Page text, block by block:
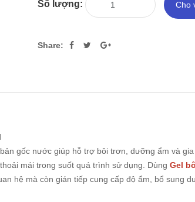
Số lượng: Cho
Share:
gốc nước giúp hỗ trợ bôi trơn, dưỡng ẩm và
mái trong suốt quá trình sử dụng. Dùng Gel
hệ mà còn gián tiếp cung cấp độ ẩm, bổ sung